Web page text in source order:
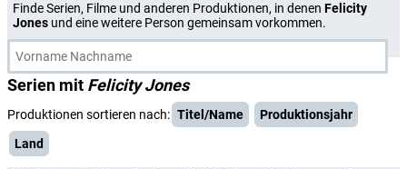
Finde Serien, Filme und anderen Produktionen, in denen Felicity
Jones und eine weitere Person gemeinsam vorkommen.
Serien mit Felicity Jones
Produktionen sortieren nach: Titel/Name
Produktionsjahr
Land